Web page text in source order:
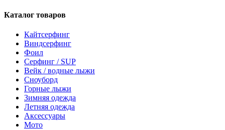
Каталог товаров
Кайтсерфинг
Виндсерфинг
Фоил
Серфинг / SUP
Вейк / водные лыжи
Сноуборд
Горные лыжи
Зимняя одежда
Летняя одежда
Аксессуары
Мото